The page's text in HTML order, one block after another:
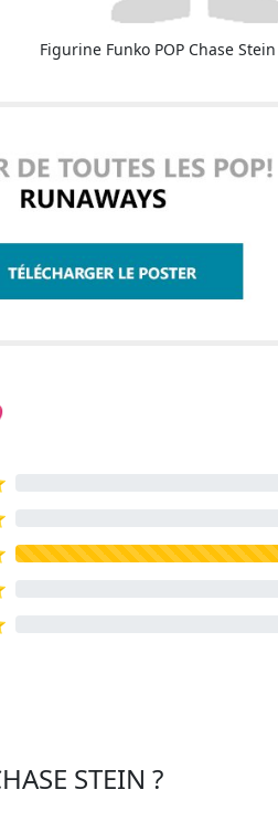
Figurine Funko POP Chase
STEIN ?